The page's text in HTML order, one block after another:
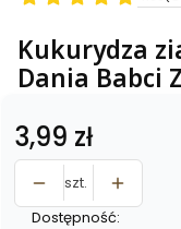
Kukurydza
Dania Babci
Cena
3,99 zł
szt.
Dostępność: